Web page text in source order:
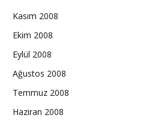
Kasım 2008
Ekim 2008
Eylül 2008
Ağustos 2008
Temmuz 2008
Haziran 2008